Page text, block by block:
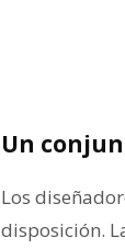
Un
Los
disposición.